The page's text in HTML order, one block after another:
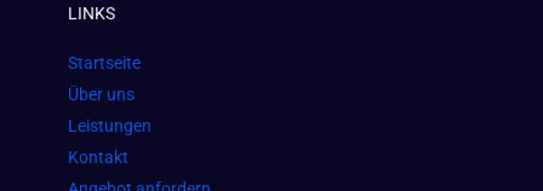
b
o
o
k
m
LINKS
Startseite
Über uns
Leistungen
Kontakt